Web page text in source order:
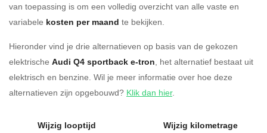
van toepassing is om een volledig overzicht van alle vaste en
variabele kosten per maand te bekijken.
Hieronder vind je drie alternatieven op basis van de gekozen
elektrische Audi Q4 sportback e-tron, het alternatief bestaat uit
elektrisch en benzine. Wil je meer informatie over hoe deze
alternatieven zijn opgebouwd? Klik dan hier.
Wijzig looptijd Wijzig kilometrage